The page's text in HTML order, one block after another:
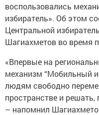
воспользовались
избиратель». Об этом
Центральной
Шагиахметов во время
«Впервые на
механизм “Мобильный
людям свободно
пространстве и решать,
– напомнил